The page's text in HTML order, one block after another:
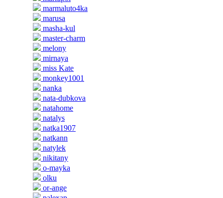
marmaluto4ka
marusa
masha-kul
master-charm
melony
mirnaya
miss Kate
monkey1001
nanka
nata-dubkova
natahome
natalys
natka1907
natkann
natylek
nikitany
o-mayka
olku
or-ange